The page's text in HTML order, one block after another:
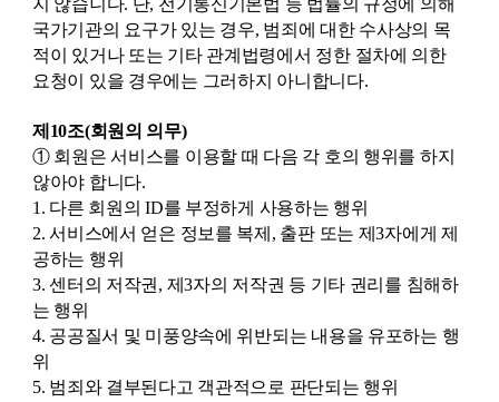
지 않습니다. 단, 전기통신기본법 등 법률의 규정에 의해
국가기관의 요구가 있는 경우, 범죄에 대한 수사상의 목
적이 있거나 또는 기타 관계법령에서 정한 절차에 의한
요청이 있을 경우에는 그러하지 아니합니다.
제10조(회원의 의무)
① 회원은 서비스를 이용할 때 다음 각 호의 행위를 하지
않아야 합니다.
1. 다른 회원의 ID를 부정하게 사용하는 행위
2. 서비스에서 얻은 정보를 복제, 출판 또는 제3자에게 제
공하는 행위
3. 센터의 저작권, 제3자의 저작권 등 기타 권리를 침해하
는 행위
4. 공공질서 및 미풍양속에 위반되는 내용을 유포하는 행
위
5. 범죄와 결부된다고 객관적으로 판단되는 행위